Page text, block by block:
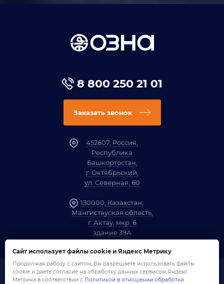
8 800 250 21 01
Заказать звонок
452607, Россия,
Республика
Башкортостан,
г. Октябрьский,
ул. Северная, 60
130000, Казахстан,
Мангистауская область,
г. Актау, мкр. 6
здание 39А
1958-2026 ©Компания «ОЗНА»
Сайт использует файлы cookie и Яндекс Метрику
Продолжая работу с сайтом, Вы разрешаете использовать файлы
cookie и даете согласие на обработку данных сервисом Яндекс
Метрика в соответствии с Политикой в отношении обработки